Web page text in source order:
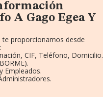
A Gago Egea Y
proporcionamos desde
CIF, Teléfono, Domicilio.
Empleados.